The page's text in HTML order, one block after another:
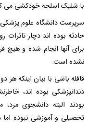
با شلیک اسلحه خودکشی می
سرپرست دانشگاه علوم
حادثه بوده اند دچار تاثرات
برای آنها انجام شده و هیچ
نشده است.
قافله باشی با بیان اینکه هر
دندانپزشکی بوده اند،
بودند البته دانشجوی
تحصیلی و آموزشی نبوده